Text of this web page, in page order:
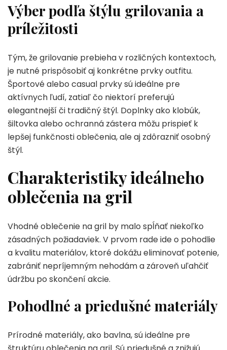
Výber podľa štýlu grilovania a
príležitosti
Tým, že grilovanie prebieha v rozličných kontextoch,
je nutné prispôsobiť aj konkrétne prvky outfitu.
Športové alebo casual prvky sú ideálne pre
aktívnych ľudí, zatiaľ čo niektorí preferujú
elegantnejší či tradičný štýl. Doplnky ako klobúk,
šiltovka alebo ochranná zástera môžu prispieť k
lepšej funkčnosti oblečenia, ale aj zdôrazniť osobný
štýl.
Charakteristiky ideálneho
oblečenia na gril
Vhodné oblečenie na gril by malo spĺňať niekoľko
zásadných požiadaviek. V prvom rade ide o pohodlie
a kvalitu materiálov, ktoré dokážu eliminovať potenie,
zabrániť nepríjemným nehodám a zároveň uľahčiť
údržbu po skončení akcie.
Pohodlné a priedušné materiály
Prírodné materiály, ako bavlna, sú ideálne pre